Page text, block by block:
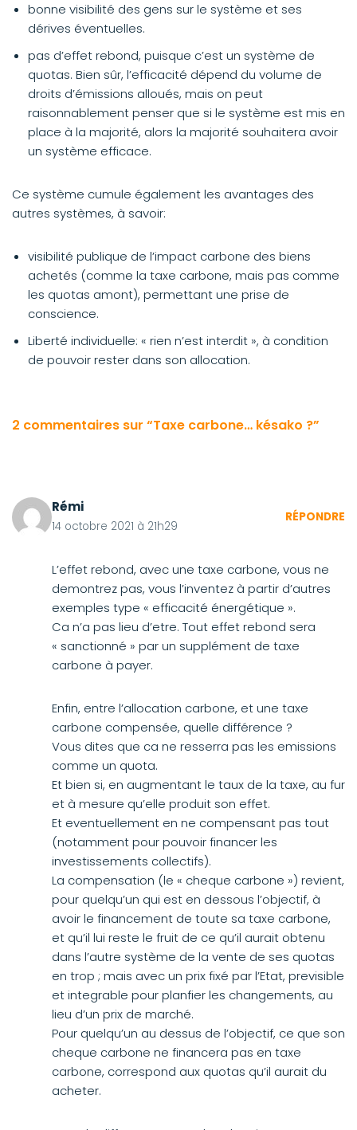
bonne visibilité des gens sur le système et ses
dérives éventuelles.
pas d’effet rebond, puisque c’est un système de
quotas. Bien sûr, l’efficacité dépend du volume de
droits d’émissions alloués, mais on peut
raisonnablement penser que si le système est mis en
place à la majorité, alors la majorité souhaitera avoir
un système efficace.
Ce système cumule également les avantages des
autres systèmes, à savoir:
visibilité publique de l’impact carbone des biens
achetés (comme la taxe carbone, mais pas comme
les quotas amont), permettant une prise de
conscience.
Liberté individuelle: « rien n’est interdit », à condition
de pouvoir rester dans son allocation.
2 commentaires sur “Taxe carbone… késako ?”
Rémi
14 octobre 2021 à 21h29
RÉPONDRE
L’effet rebond, avec une taxe carbone, vous ne
demontrez pas, vous l’inventez à partir d’autres
exemples type « efficacité énergétique ».
Ca n’a pas lieu d’etre. Tout effet rebond sera
« sanctionné » par un supplément de taxe
carbone à payer.
Enfin, entre l’allocation carbone, et une taxe
carbone compensée, quelle différence ?
Vous dites que ca ne resserra pas les emissions
comme un quota.
Et bien si, en augmentant le taux de la taxe, au fur
et à mesure qu’elle produit son effet.
Et eventuellement en ne compensant pas tout
(notamment pour pouvoir financer les
investissements collectifs).
La compensation (le « cheque carbone ») revient,
pour quelqu’un qui est en dessous l’objectif, à
avoir le financement de toute sa taxe carbone,
et qu’il lui reste le fruit de ce qu’il aurait obtenu
dans l’autre système de la vente de ses quotas
en trop ; mais avec un prix fixé par l’Etat, previsible
et integrable pour planfier les changements, au
lieu d’un prix de marché.
Pour quelqu’un au dessus de l’objectif, ce que son
cheque carbone ne financera pas en taxe
carbone, correspond aux quotas qu’il aurait du
acheter.